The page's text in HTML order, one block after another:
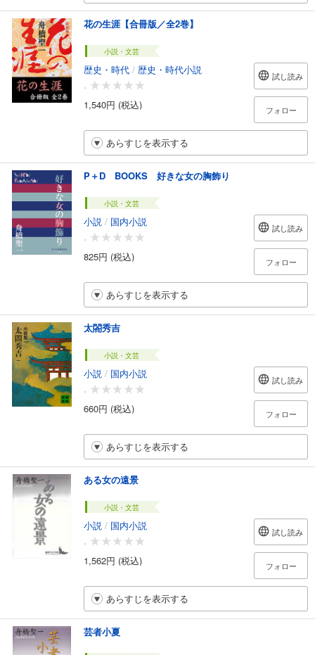
花の生涯【合冊版／全2巻】
小説・文芸
歴史・時代 / 歴史・時代小説
-
1,540円 (税込)
試し読み
フォロー
あらすじを表示する
P＋D BOOKS 好きな女の胸飾り
小説・文芸
小説 / 国内小説
-
825円 (税込)
試し読み
フォロー
あらすじを表示する
太閤秀吉
小説・文芸
小説 / 国内小説
-
660円 (税込)
試し読み
フォロー
あらすじを表示する
ある女の遠景
小説・文芸
小説 / 国内小説
-
1,562円 (税込)
試し読み
フォロー
あらすじを表示する
芸者小夏